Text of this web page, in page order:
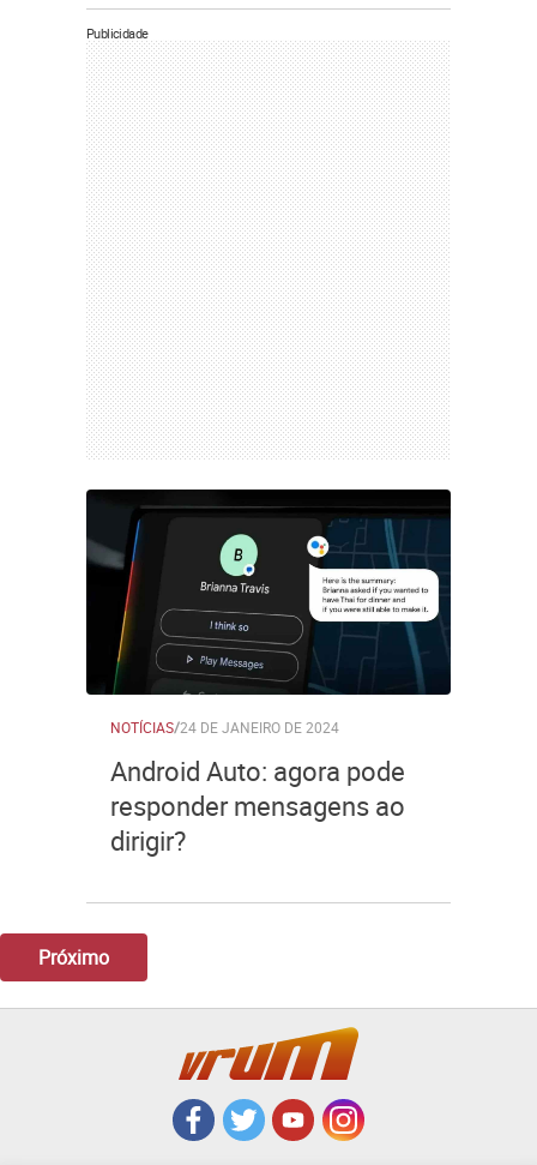
Publicidade
NOTÍCIAS/24 DE JANEIRO DE 2024
Android Auto: agora pode
responder mensagens ao
dirigir?
Próximo